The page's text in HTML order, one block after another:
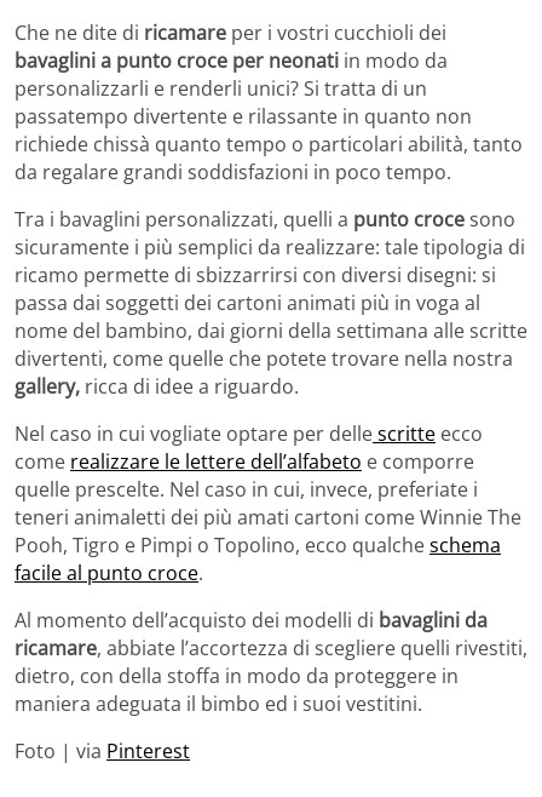
Che ne dite di ricamare per i vostri cucchioli dei
bavaglini a punto croce per neonati in modo da
personalizzarli e renderli unici? Si tratta di un
passatempo divertente e rilassante in quanto non
richiede chissà quanto tempo o particolari abilità, tanto
da regalare grandi soddisfazioni in poco tempo.
Tra i bavaglini personalizzati, quelli a punto crocesono
sicuramente i più semplici da realizzare: tale tipologia di
ricamo permette di sbizzarrirsi con diversi disegni: si
passa dai soggetti dei cartoni animati più in voga al
nome del bambino, dai giorni della settimana alle scritte
divertenti, come quelle che potete trovare nella nostra
gallery, ricca di idee a riguardo.
Nel caso in cui vogliate optare per dellescritte ecco
come realizzare le lettere dell’alfabeto e comporre
quelle prescelte. Nel caso in cui, invece, preferiate i
teneri animaletti dei più amati cartoni come Winnie The
Pooh, Tigro e Pimpi o Topolino, ecco qualcheschema
facile al punto croce.
Al momento dell’acquisto dei modelli di bavaglini da
ricamare, abbiate l’accortezza di scegliere quelli rivestiti,
dietro, con della stoffa in modo da proteggere in
maniera adeguata il bimbo ed i suoi vestitini.
Foto | via Pinterest